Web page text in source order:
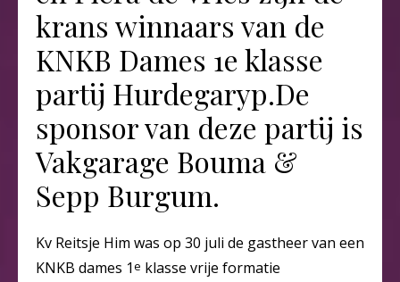
krans winnaars van de
KNKB Dames 1e klasse
partij Hurdegaryp.De
sponsor van deze partij is
Vakgarage Bouma &
Sepp Burgum.
Kv Reitsje Him was op 30 juli de gastheer van een
KNKB dames 1e klasse vrije formatie